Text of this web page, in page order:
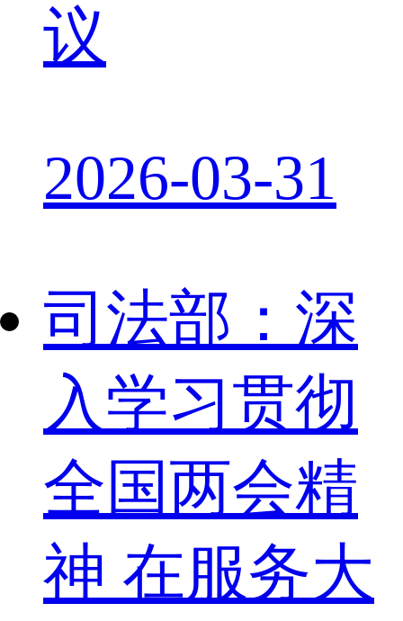
议
2026-03-31
司法部：深
入学习贯彻
全国两会精
神 在服务大